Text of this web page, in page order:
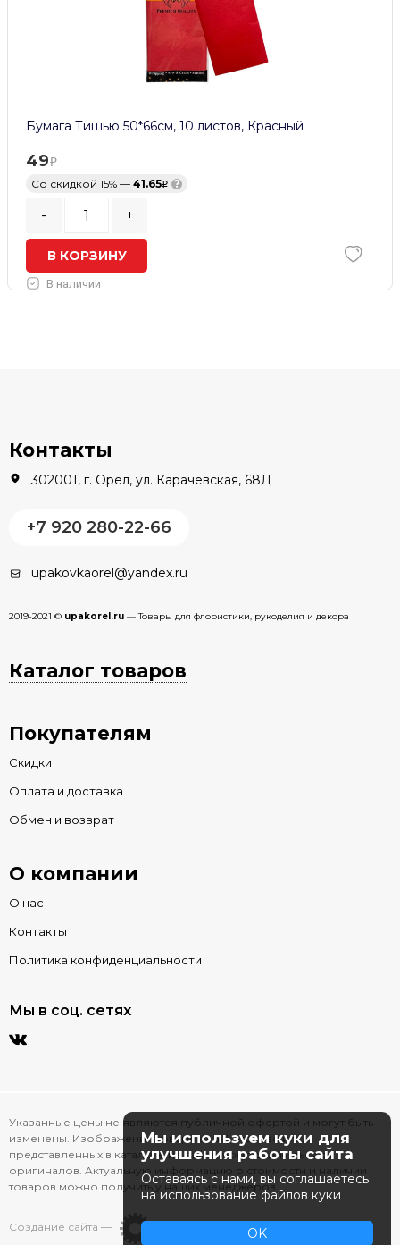
Бумага Тишью 50*66см, 10 листов, Красный
49
Со скидкой 15% — 41.65 ?
- +
В КОРЗИНУ
В наличии
Контакты
302001, г. Орёл, ул. Карачевская, 68Д
+7 920 280-22-66
upakovkaorel@yandex.ru
2019-2021 © upakorel.ru — Товары для флористики, рукоделия и декора
Каталог товаров
Покупателям
Скидки
Оплата и доставка
Обмен и возврат
О компании
О нас
Контакты
Политика конфиденциальности
Мы в соц. сетях
Указанные цены не являются публичной офертой и могут быть
изменены. Изображения товаров на фотографиях,
представленных в каталоге на сайте, могут отличаться от
оригиналов. Актуальную информацию о стоимости и наличии
товаров можно получить у наших менеджеров.
Создание сайта —
Мы используем куки для
улучшения работы сайта
Оставаясь с нами, вы соглашаетесь
на использование файлов куки
OK